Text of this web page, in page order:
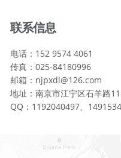
联系信息
电话：152 9574 4061
传真：025-84180996
邮箱：njpxdl@126.com
地址：南京市江宁区石羊路
QQ：1192040497、